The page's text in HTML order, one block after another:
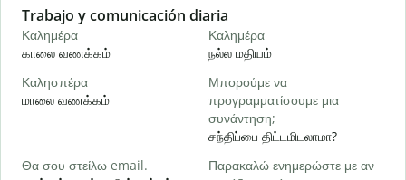
Slide 1 of 6
Trabajo y comunicación diaria
Καλημέρα
காலை வணக்கம்
Καλημέρα
நல்ல மதியம்
Καλησπέρα
மாலை வணக்கம்
Μπορούμε να
προγραμματίσουμε μια
συνάντηση;
சந்திப்பை திட்டமிடலாமா?
Θα σου στείλω email.
Παρακαλώ ενημερώστε με αν